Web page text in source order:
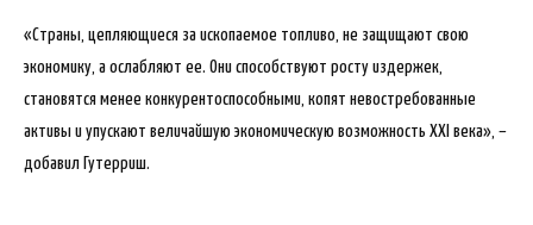
«Страны, цепляющиеся за ископаемое топливо, не защищают свою
экономику, а ослабляют ее. Они способствуют росту издержек,
становятся менее конкурентоспособными, копят невостребованные
активы и упускают величайшую экономическую возможность XXI века», –
добавил Гутерриш.